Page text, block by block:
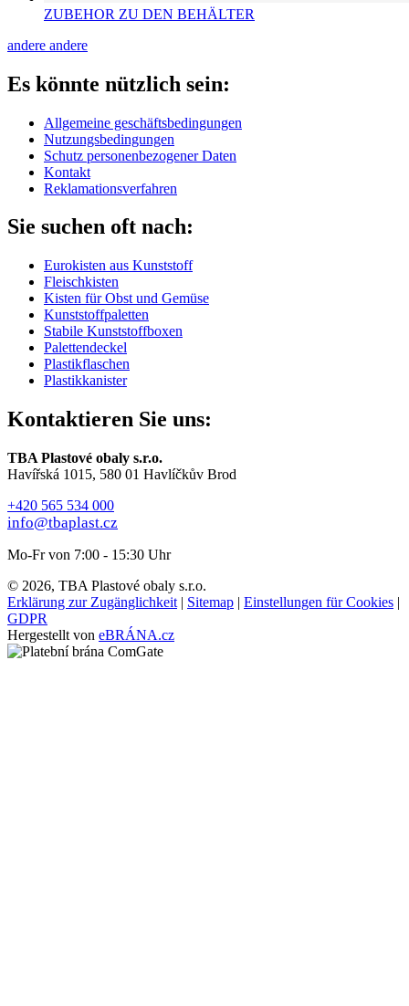
ZUBEHOR ZU DEN BEHÄLTER
andere andere
Es könnte nützlich sein:
Allgemeine geschäftsbedingungen
Nutzungsbedingungen
Schutz personenbezogener Daten
Kontakt
Reklamationsverfahren
Sie suchen oft nach:
Eurokisten aus Kunststoff
Fleischkisten
Kisten für Obst und Gemüse
Kunststoffpaletten
Stabile Kunststoffboxen
Palettendeckel
Plastikflaschen
Plastikkanister
Kontaktieren Sie uns:
TBA Plastové obaly s.r.o.
Havířská 1015, 580 01 Havlíčkův Brod
+420 565 534 000
info@tbaplast.cz
Mo-Fr von 7:00 - 15:30 Uhr
© 2026, TBA Plastové obaly s.r.o.
Erklärung zur Zugänglichkeit | Sitemap | Einstellungen für Cookies |
GDPR
Hergestellt von eBRÁNA.cz